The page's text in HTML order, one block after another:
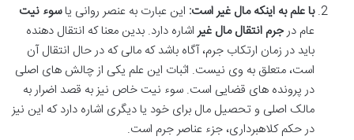
با علم به اینکه مال غیر است: این عبارت به عنصر روانی یاسوء نیت
عام درجرم انتقال مال غیر اشاره دارد. بدین معنا که انتقال دهنده
باید در زمان ارتکاب جرم، آگاه باشد که مالی که در حال انتقال آن
است، متعلق به وی نیست. اثبات این علم یکی از چالش های اصلی
در پرونده های قضایی است. سوء نیت خاص نیز به قصد اضرار به
مالک اصلی و تحصیل مال برای خود یا دیگری اشاره دارد که این نیز
در حکم کلاهبرداری، جزء عناصر جرم است.